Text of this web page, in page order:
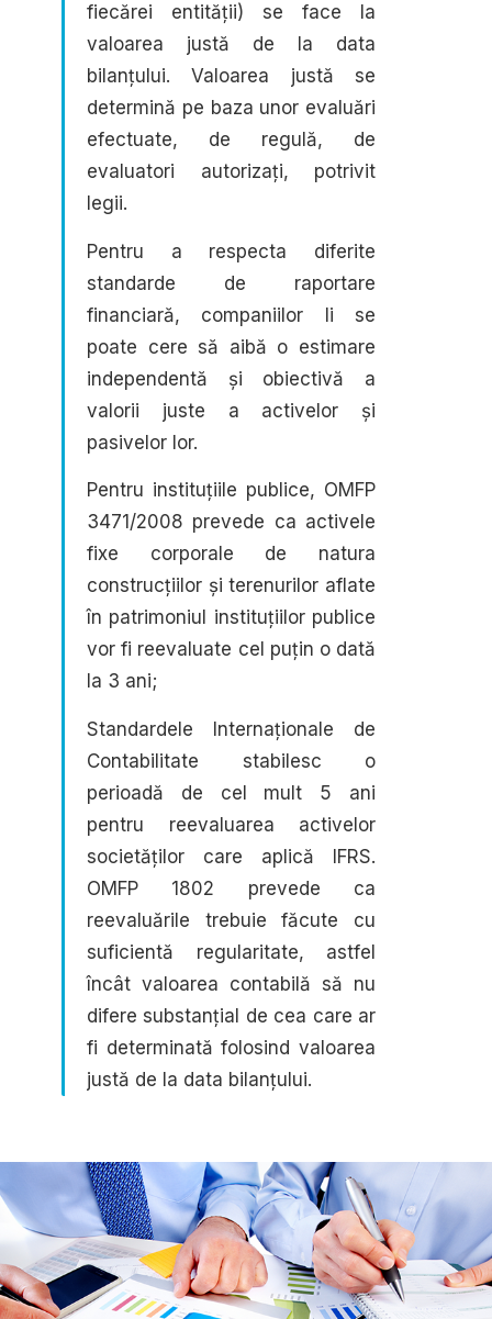
fiecărei entității) se face la
valoarea justă de la data
bilanțului. Valoarea justă se
determină pe baza unor evaluări
efectuate, de regulă, de
evaluatori autorizați, potrivit
legii.
Pentru a respecta diferite
standarde de raportare
financiară, companiilor li se
poate cere să aibă o estimare
independentă și obiectivă a
valorii juste a activelor și
pasivelor lor.
Pentru instituțiile publice, OMFP
3471/2008 prevede ca activele
fixe corporale de natura
construcțiilor și terenurilor aflate
în patrimoniul instituțiilor publice
vor fi reevaluate cel puțin o dată
la 3 ani;
Standardele Internaționale de
Contabilitate stabilesc o
perioadă de cel mult 5 ani
pentru reevaluarea activelor
societăților care aplică IFRS.
OMFP 1802 prevede ca
reevaluările trebuie făcute cu
suficientă regularitate, astfel
încât valoarea contabilă să nu
difere substanțial de cea care ar
fi determinată folosind valoarea
justă de la data bilanțului.